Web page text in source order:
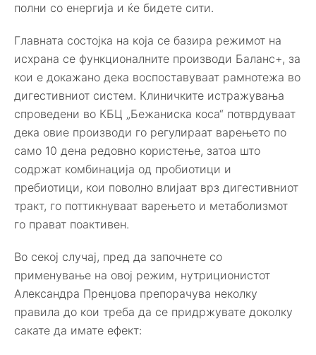
полни со енергија и ќе бидете сити.
Главната состојка на која се базира режимот на
исхрана се функционалните производи Баланс+, за
кои е докажано дека воспоставуваат рамнотежа во
дигестивниот систем. Клиничките истражувања
спроведени во КБЦ „Бежаниска коса“ потврдуваат
дека овие производи го регулираат варењето по
само 10 дена редовно користење, затоа што
содржат комбинација од пробиотици и
пребиотици, кои поволно влијаат врз дигестивниот
тракт, го поттикнуваат варењето и метаболизмот
го прават поактивен.
Во секој случај, пред да започнете со
применување на овој режим, нутриционистот
Александра Пренџова препорачува неколку
правила до кои треба да се придржувате доколку
сакате да имате ефект: